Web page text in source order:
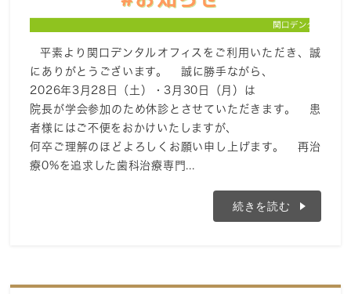
平素より関口デンタルオフィスをご利用いただき、誠
にありがとうございます。 誠に勝手ながら、
2026年3月28日（土）・3月30日（月）は
院長が学会参加のため休診とさせていただきます。 患
者様にはご不便をおかけいたしますが、
何卒ご理解のほどよろしくお願い申し上げます。 再治
療0%を追求した歯科治療専門...
続きを読む